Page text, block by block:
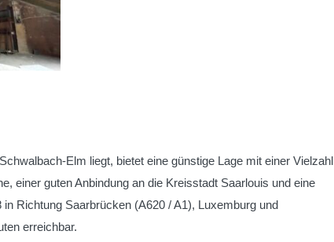
Elm liegt, bietet eine günstige Lage mit einer Vielzahl
einer guten Anbindung an die Kreisstadt Saarlouis und eine
Richtung Saarbrücken (A620 / A1), Luxemburg und
erreichbar.